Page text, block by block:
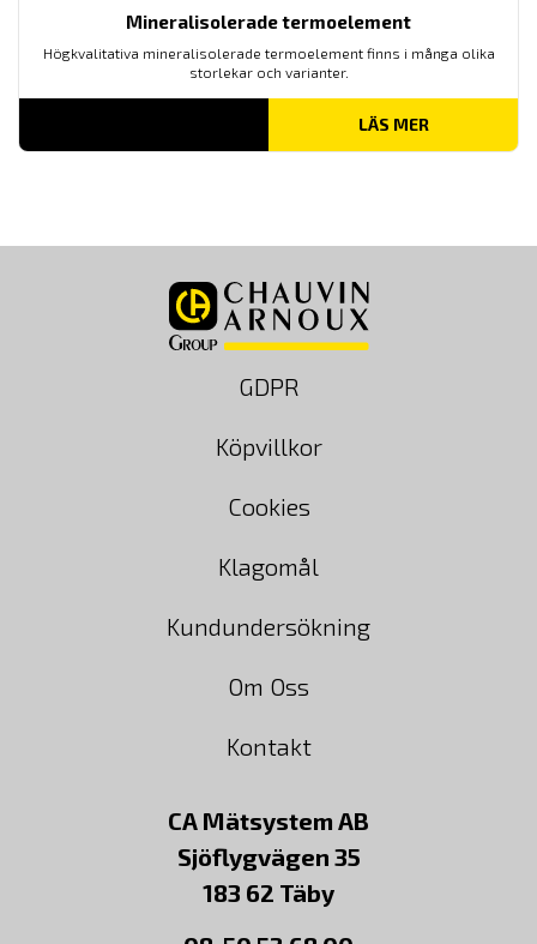
Mineralisolerade termoelement
Högkvalitativa mineralisolerade termoelement finns i många olika
storlekar och varianter.
LÄS MER
GDPR
Köpvillkor
Cookies
Klagomål
Kundundersökning
Om Oss
Kontakt
CA Mätsystem AB
Sjöflygvägen 35
183 62 Täby